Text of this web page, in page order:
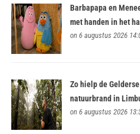
Barbapapa en
met handen in het
on 6 augustus 2026
Zo hielp de
natuurbrand in
on 6 augustus 2026